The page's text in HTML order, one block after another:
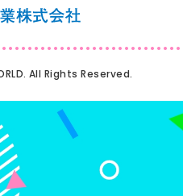
All Rights Reserved.